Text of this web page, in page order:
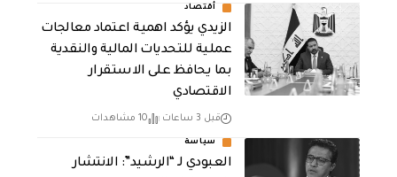
أقتصاد
الزيدي يؤكد اهمية اعتماد معالجات
عملية للتحديات المالية والنقدية
بما يحافظ على الاستقرار
الاقتصادي
قبل 3 ساعات 10 مشاهدات
سياسة
العبودي لـ “الرشيد”: الانتشار